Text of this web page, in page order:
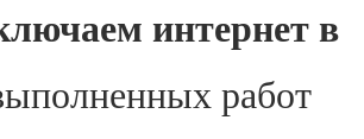
интернет в
работ